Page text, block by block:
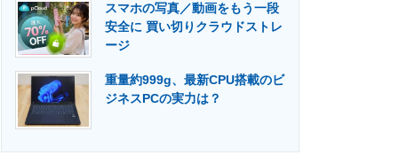
スマホの写真／動画をもう一段
安全に 買い切りクラウドストレ
ージ
重量約999g、最新CPU搭載のビ
ジネスPCの実力は？